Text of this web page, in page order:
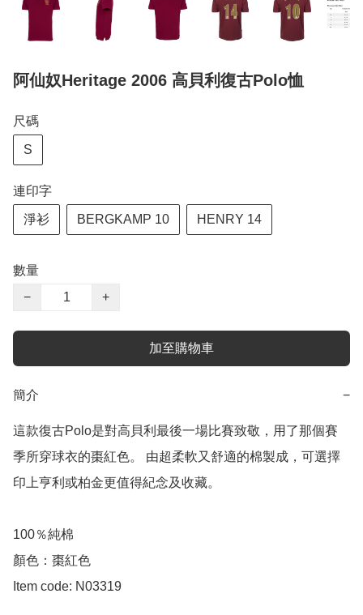
阿仙奴Heritage 2006 高貝利復古Polo恤
尺碼
S
連印字
淨衫 BERGKAMP 10 HENRY 14
數量
−
+
加至購物車
簡介 −
這款復古Polo是對高貝利最後一場比賽致敬，用了那個賽
季所穿球衣的棗紅色。 由超柔軟又舒適的棉製成，可選擇
印上亨利或柏金更值得紀念及收藏。
100％純棉
顏色：棗紅色
Item code: N03319